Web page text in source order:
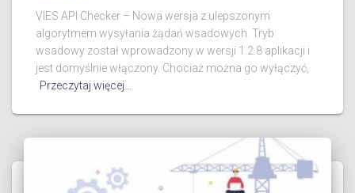
VIES API Checker – Nowa wersja z ulepszonym
algorytmem wysyłania żądań wsadowych. Tryb
wsadowy został wprowadzony w wersji 1.2.8 aplikacji i
jest domyślnie włączony. Chociaż można go wyłączyć,
Przeczytaj więcej…